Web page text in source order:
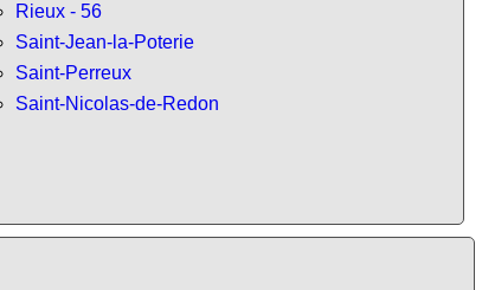
Rieux - 56
Saint-Jean-la-Poterie
Saint-Perreux
Saint-Nicolas-de-Redon